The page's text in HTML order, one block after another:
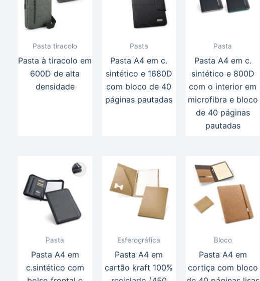
Pasta tiracolo
Pasta à tiracolo em
600D de alta
densidade
Pasta
Pasta A4 em c.
sintético e 1680D
com bloco de 40
páginas pautadas
Pasta
Pasta A4 em c.
sintético e 800D
com o interior em
microfibra e bloco
de 40 páginas
pautadas
Pasta
Pasta A4 em
c.sintético com
Esferográfica
Pasta A4 em
cartão kraft 100%
Bloco
Pasta A4 em
cortiça com bloco